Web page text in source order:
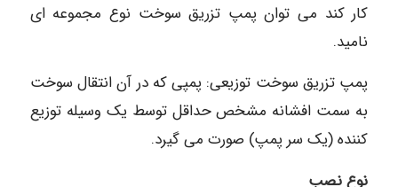
کار کند می توان پمپ تزریق سوخت نوع مجموعه ای
نامید.
پمپ تزریق سوخت توزیعی: پمپی که در آن انتقال سوخت
به سمت افشانه مشخص حداقل توسط یک وسیله توزیع
کننده (یک سر پمپ) صورت می گیرد.
نوع نصب